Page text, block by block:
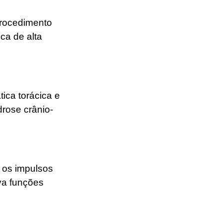
de alta
torácica e
crânio-
impulsos
funções